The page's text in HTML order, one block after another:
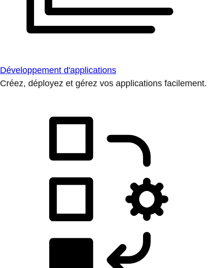
Développement d'applications
Créez, déployez et gérez vos applications facilement.